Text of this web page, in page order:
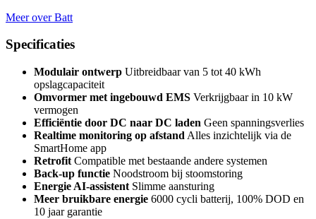
Meer over Batt
Specificaties
Modulair ontwerp Uitbreidbaar van 5 tot 40 kWh
opslagcapaciteit
Omvormer met ingebouwd EMS Verkrijgbaar in 10 kW
vermogen
Efficiëntie door DC naar DC laden Geen spanningsverlies
Realtime monitoring op afstand Alles inzichtelijk via de
SmartHome app
Retrofit Compatible met bestaande andere systemen
Back-up functie Noodstroom bij stoomstoring
Energie AI-assistent Slimme aansturing
Meer bruikbare energie 6000 cycli batterij, 100% DOD en
10 jaar garantie